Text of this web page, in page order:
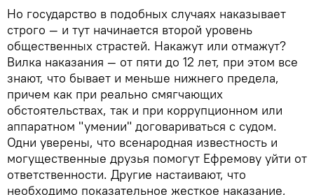
Но государство в подобных случаях наказывает
строго — и тут начинается второй уровень
общественных страстей. Накажут или отмажут?
Вилка наказания — от пяти до 12 лет, при этом все
знают, что бывает и меньше нижнего предела,
причем как при реально смягчающих
обстоятельствах, так и при коррупционном или
аппаратном "умении" договариваться с судом.
Одни уверены, что всенародная известность и
могущественные друзья помогут Ефремову уйти от
ответственности. Другие настаивают, что
необходимо показательное жесткое наказание,